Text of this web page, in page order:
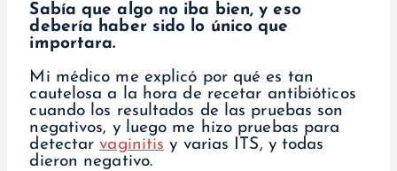
Sabía que algo no iba bien, y eso
debería haber sido lo único que
importara.
Mi médico me explicó por qué es tan
cautelosa a la hora de recetar antibióticos
cuando los resultados de las pruebas son
negativos, y luego me hizo pruebas para
detectarvaginitis y varias ITS, y todas
dieron negativo.